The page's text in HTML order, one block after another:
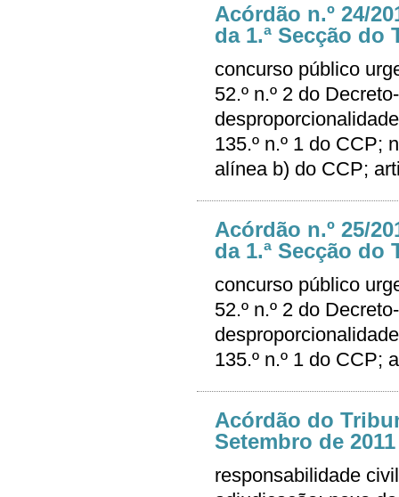
Acórdão n.º 24/
da 1.ª Secção do
concurso público
52.º n.º 2 do
135.º n.º 1 do CCP;
alínea b) do CCP;
Acórdão n.º 25/
da 1.ª Secção do
concurso público
52.º n.º 2 do
135.º n.º 1 do CCP;
Acórdão do
Setembro de
responsabilidade